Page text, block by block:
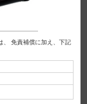
、 免責補償に加え、下記